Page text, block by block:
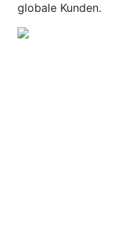
globale Kunden.